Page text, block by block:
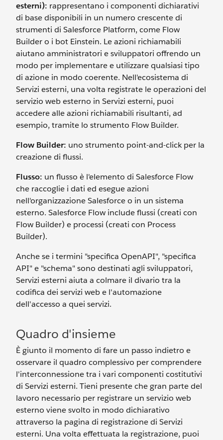
esterni): rappresentano i componenti dichiarativi
di base disponibili in un numero crescente di
strumenti di Salesforce Platform, come Flow
Builder o i bot Einstein. Le azioni richiamabili
aiutano amministratori e sviluppatori offrendo un
modo per implementare e utilizzare qualsiasi tipo
di azione in modo coerente. Nell'ecosistema di
Servizi esterni, una volta registrate le operazioni del
servizio web esterno in Servizi esterni, puoi
accedere alle azioni richiamabili risultanti, ad
esempio, tramite lo strumento Flow Builder.
Flow Builder: uno strumento point-and-click per la
creazione di flussi.
Flusso: un flusso è l'elemento di Salesforce Flow
che raccoglie i dati ed esegue azioni
nell'organizzazione Salesforce o in un sistema
esterno. Salesforce Flow include flussi (creati con
Flow Builder) e processi (creati con Process
Builder).
Anche se i termini "specifica OpenAPI", "specifica
API" e "schema" sono destinati agli sviluppatori,
Servizi esterni aiuta a colmare il divario tra la
codifica dei servizi web e l'automazione
dell'accesso a quei servizi.
Quadro d'insieme
È giunto il momento di fare un passo indietro e
osservare il quadro complessivo per comprendere
l'interconnessione tra i vari componenti costitutivi
di Servizi esterni. Tieni presente che gran parte del
lavoro necessario per registrare un servizio web
esterno viene svolto in modo dichiarativo
attraverso la pagina di registrazione di Servizi
esterni. Una volta effettuata la registrazione, puoi